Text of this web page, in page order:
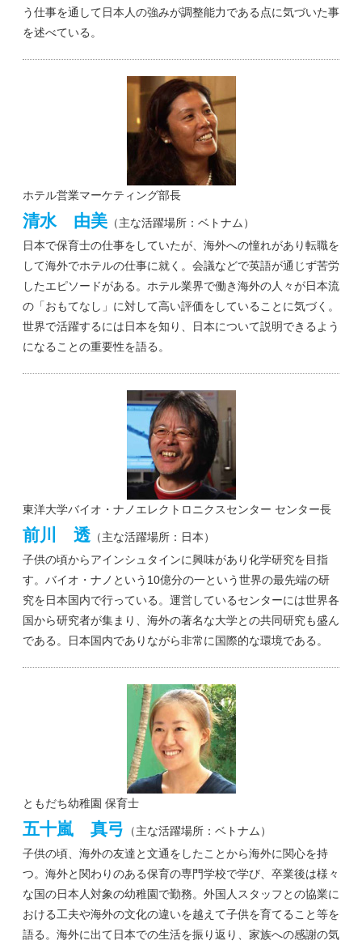
う仕事を通して日本人の強みが調整能力である点に気づいた事
を述べている。
ホテル営業マーケティング部長
清水 由美 （主な活躍場所：ベトナム）
日本で保育士の仕事をしていたが、海外への憧れがあり転職を
して海外でホテルの仕事に就く。会議などで英語が通じず苦労
したエピソードがある。ホテル業界で働き海外の人々が日本流
の「おもてなし」に対して高い評価をしていることに気づく。
世界で活躍するには日本を知り、日本について説明できるよう
になることの重要性を語る。
東洋大学バイオ・ナノエレクトロニクスセンター センター長
前川 透（主な活躍場所：日本）
子供の頃からアインシュタインに興味があり化学研究を目指
す。バイオ・ナノという10億分の一という世界の最先端の研
究を日本国内で行っている。運営しているセンターには世界各
国から研究者が集まり、海外の著名な大学との共同研究も盛ん
である。日本国内でありながら非常に国際的な環境である。
ともだち幼稚園 保育士
五十嵐 真弓
（主な活躍場所：ベトナム）
子供の頃、海外の友達と文通をしたことから海外に関心を持
つ。海外と関わりのある保育の専門学校で学び、卒業後は様々
な国の日本人対象の幼稚園で勤務。外国人スタッフとの協業に
おける工夫や海外の文化の違いを越えて子供を育てること等を
語る。海外に出て日本での生活を振り返り、家族への感謝の気